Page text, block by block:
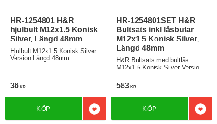
HR-1254801 H&R
hjulbult M12x1.5 Konisk
Silver, Längd 48mm
Hjulbult M12x1.5 Konisk Silver
Version Längd 48mm
36 KR
Lägg till i favoriter
KÖP
HR-1254801SET H&R
Bultsats inkl låsbutar
M12x1.5 Konisk Silver,
Längd 48mm
H&R Bultsats med bultlås
M12x1.5 Konisk Silver Version
583 KR
KÖP